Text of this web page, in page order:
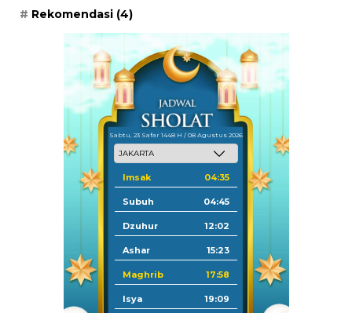
Rekomendasi (4)
Sabtu, 23 Safar 1448 H / 08 Agustus 2026
Imsak 04:35
Subuh 04:45
Dzuhur 12:02
Ashar 15:23
Maghrib 17:58
Isya 19:09